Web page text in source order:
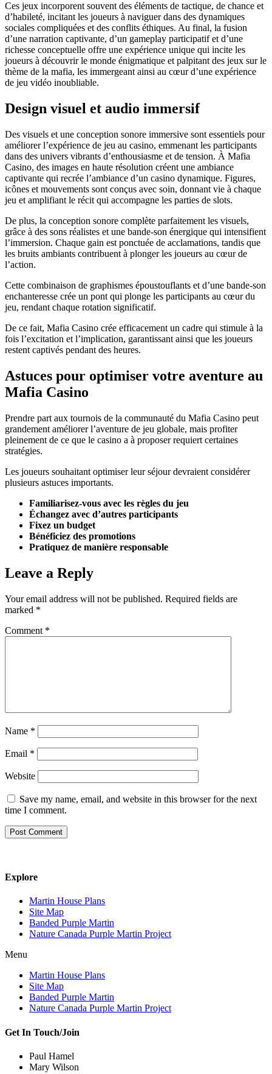
Ces jeux incorporent souvent des éléments de tactique, de chance et
d’habileté, incitant les joueurs à naviguer dans des dynamiques
sociales compliquées et des conflits éthiques. Au final, la fusion
d’une narration captivante, d’un gameplay participatif et d’une
richesse conceptuelle offre une expérience unique qui incite les
joueurs à découvrir le monde énigmatique et palpitant des jeux sur le
thème de la mafia, les immergeant ainsi au cœur d’une expérience
de jeu vidéo inoubliable.
Design visuel et audio immersif
Des visuels et une conception sonore immersive sont essentiels pour
améliorer l’expérience de jeu au casino, emmenant les participants
dans des univers vibrants d’enthousiasme et de tension. À Mafia
Casino, des images en haute résolution créent une ambiance
captivante qui recrée l’ambiance d’un casino dynamique. Figures,
icônes et mouvements sont conçus avec soin, donnant vie à chaque
jeu et amplifiant le récit qui accompagne les parties de slots.
De plus, la conception sonore complète parfaitement les visuels,
grâce à des sons réalistes et une bande-son énergique qui intensifient
l’immersion. Chaque gain est ponctuée de acclamations, tandis que
les bruits ambiants contribuent à plonger les joueurs au cœur de
l’action.
Cette combinaison de graphismes époustouflants et d’une bande-son
enchanteresse crée un pont qui plonge les participants au cœur du
jeu, rendant chaque rotation significatif.
De ce fait, Mafia Casino crée efficacement un cadre qui stimule à la
fois l’excitation et l’implication, garantissant ainsi que les joueurs
restent captivés pendant des heures.
Astuces pour optimiser votre aventure au
Mafia Casino
Prendre part aux tournois de la communauté du Mafia Casino peut
grandement améliorer l’aventure de jeu globale, mais profiter
pleinement de ce que le casino a à proposer requiert certaines
stratégies.
Les joueurs souhaitant optimiser leur séjour devraient considérer
plusieurs astuces importants.
Familiarisez-vous avec les règles du jeu
Échangez avec d’autres participants
Fixez un budget
Bénéficiez des promotions
Pratiquez de manière responsable
Leave a Reply
Your email address will not be published. Required fields are
marked *
Comment *
Name *
Email *
Website
Save my name, email, and website in this browser for the next
time I comment.
Explore
Martin House Plans
Site Map
Banded Purple Martin
Nature Canada Purple Martin Project
Menu
Martin House Plans
Site Map
Banded Purple Martin
Nature Canada Purple Martin Project
Get In Touch/Join
Paul Hamel
Mary Wilson